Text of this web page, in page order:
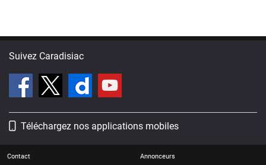
Suivez Caradisiac
Téléchargez nos applications mobiles
Contact Annonceurs